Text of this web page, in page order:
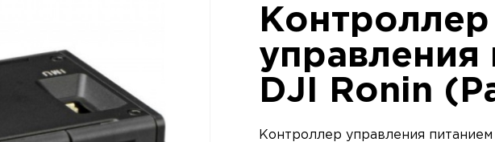
Контроллер
управления
DJI Ronin
Контроллер управления